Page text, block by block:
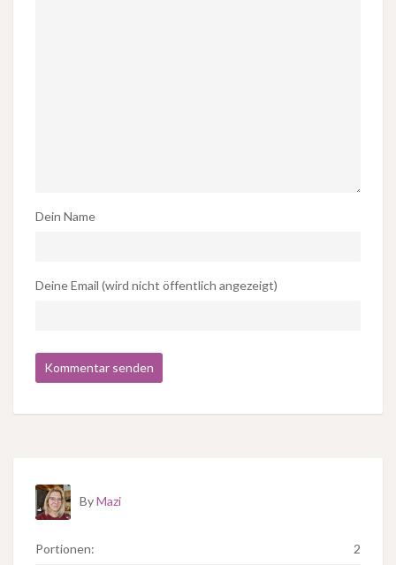
Dein Name
Deine Email (wird nicht öffentlich angezeigt)
ByMazi
Portionen: 2